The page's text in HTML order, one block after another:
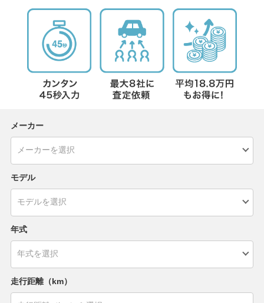
メーカー
モデル
年式
走行距離（km）